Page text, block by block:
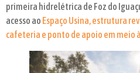
primeira hidrelétrica de Foz do
acesso ao Espaço Usina, estrutura
cafeteria e ponto de apoio em meio